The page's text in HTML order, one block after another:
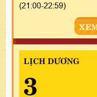
(21:00-22:59)
LỊCH DƯƠNG
3